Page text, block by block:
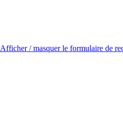
Afficher / masquer le formulaire de